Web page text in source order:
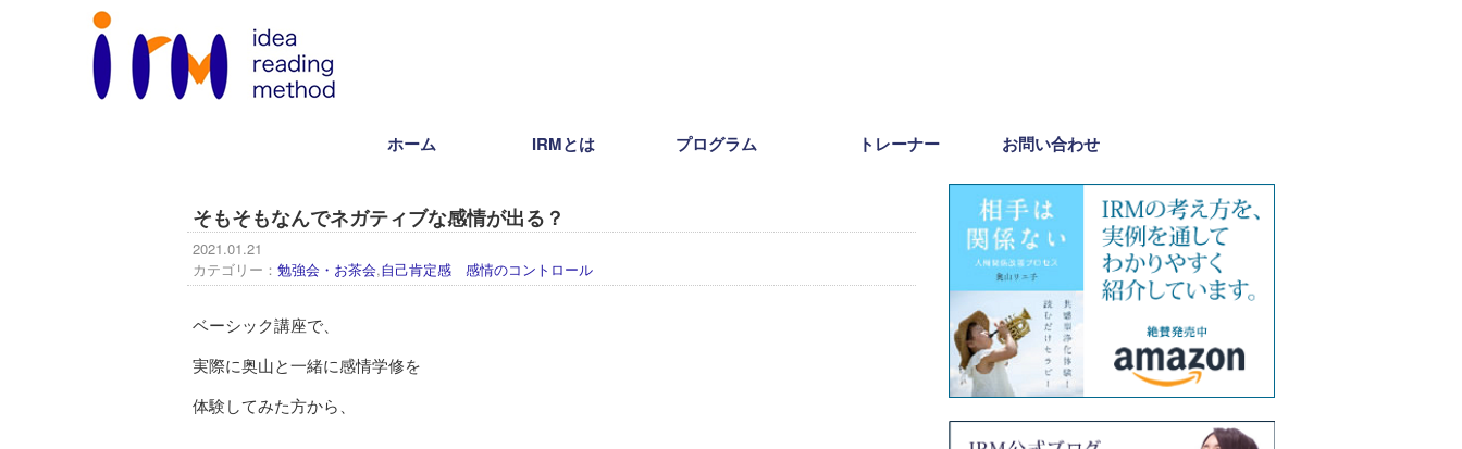
ホーム IRMとは プログラム トレーナー お問い合わせ
そもそもなんでネガティブな感情が出る？
2021.01.21
カテゴリー： 勉強会・お茶会,自己肯定感 感情のコントロール
ベーシック講座で、
実際に奥山と一緒に感情学修を
体験してみた方から、